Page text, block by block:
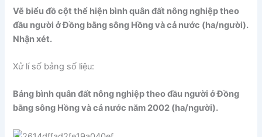
Vẽ biểu đồ cột thể hiện bình quân đất nông nghiệp theo
đầu người ở Đồng bằng sông Hồng và cả nước (ha/người).
Nhận xét.
Xử lí số bảng số liệu:
Bảng bình quân đất nông nghiệp theo đầu người ở Đồng
bằng sông Hồng và cả nước năm 2002 (ha/người).